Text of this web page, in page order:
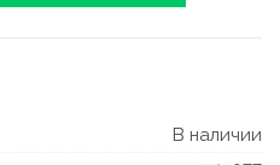
В наличии